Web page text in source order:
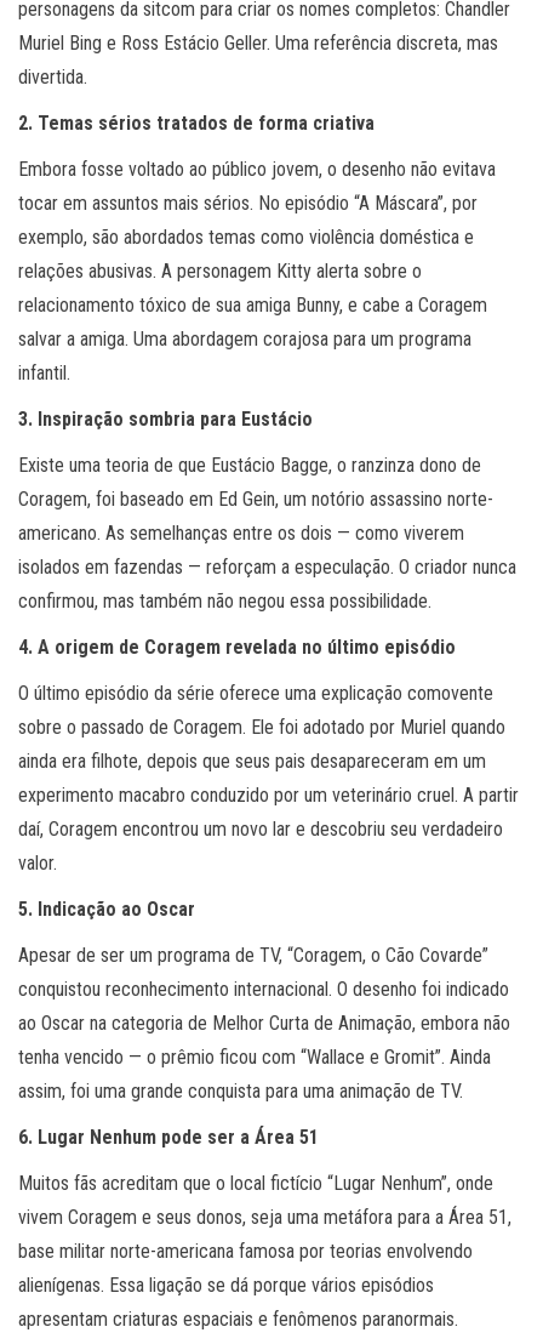
personagens da sitcom para criar os nomes completos: Chandler
Muriel Bing e Ross Estácio Geller. Uma referência discreta, mas
divertida.
2. Temas sérios tratados de forma criativa
Embora fosse voltado ao público jovem, o desenho não evitava
tocar em assuntos mais sérios. No episódio “A Máscara”, por
exemplo, são abordados temas como violência doméstica e
relações abusivas. A personagem Kitty alerta sobre o
relacionamento tóxico de sua amiga Bunny, e cabe a Coragem
salvar a amiga. Uma abordagem corajosa para um programa
infantil.
3. Inspiração sombria para Eustácio
Existe uma teoria de que Eustácio Bagge, o ranzinza dono de
Coragem, foi baseado em Ed Gein, um notório assassino norte-
americano. As semelhanças entre os dois — como viverem
isolados em fazendas — reforçam a especulação. O criador nunca
confirmou, mas também não negou essa possibilidade.
4. A origem de Coragem revelada no último episódio
O último episódio da série oferece uma explicação comovente
sobre o passado de Coragem. Ele foi adotado por Muriel quando
ainda era filhote, depois que seus pais desapareceram em um
experimento macabro conduzido por um veterinário cruel. A partir
daí, Coragem encontrou um novo lar e descobriu seu verdadeiro
valor.
5. Indicação ao Oscar
Apesar de ser um programa de TV, “Coragem, o Cão Covarde”
conquistou reconhecimento internacional. O desenho foi indicado
ao Oscar na categoria de Melhor Curta de Animação, embora não
tenha vencido — o prêmio ficou com “Wallace e Gromit”. Ainda
assim, foi uma grande conquista para uma animação de TV.
6. Lugar Nenhum pode ser a Área 51
Muitos fãs acreditam que o local fictício “Lugar Nenhum”, onde
vivem Coragem e seus donos, seja uma metáfora para a Área 51,
base militar norte-americana famosa por teorias envolvendo
alienígenas. Essa ligação se dá porque vários episódios
apresentam criaturas espaciais e fenômenos paranormais.